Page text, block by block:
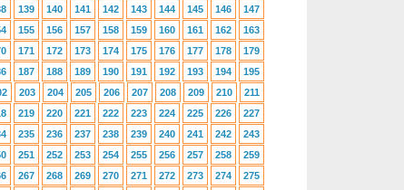
139 140 141 142 143 144 145 146
147
155 156 157 158 159 160 161 162
163
171 172 173 174 175 176 177 178
179
187 188 189 190 191 192 193 194
195
203 204 205 206 207 208 209 210
211
219 220 221 222 223 224 225 226
227
235 236 237 238 239 240 241 242
243
251 252 253 254 255 256 257 258
259
267 268 269 270 271 272 273 274 275